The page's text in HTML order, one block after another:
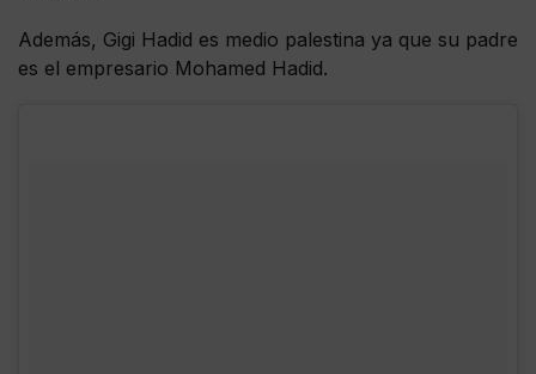
Además, Gigi Hadid es medio palestina ya que su padre
es el empresario Mohamed Hadid.